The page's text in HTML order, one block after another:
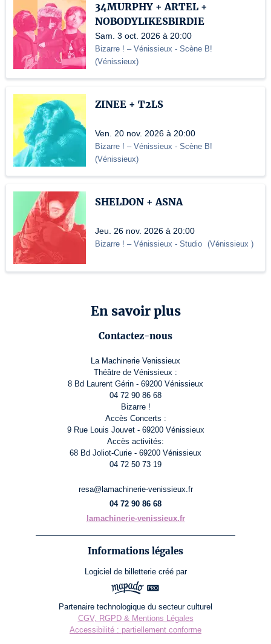
34MURPHY + ARTEL +
NOBODYLIKESBIRDIE
Sam. 3 oct. 2026 à 20:00
Bizarre ! – Vénissieux - Scène B!
(Vénissieux)
ZINEE + T2LS
Ven. 20 nov. 2026 à 20:00
Bizarre ! – Vénissieux - Scène B!
(Vénissieux)
SHELDON + ASNA
Jeu. 26 nov. 2026 à 20:00
Bizarre ! – Vénissieux - Studio (Vénissieux )
En savoir plus
Contactez-nous
La Machinerie Venissieux
Théâtre de Vénissieux :
8 Bd Laurent Gérin - 69200 Vénissieux
04 72 90 86 68
Bizarre !
Accès Concerts :
9 Rue Louis Jouvet - 69200 Vénissieux
Accès activités:
68 Bd Joliot-Curie - 69200 Vénissieux
04 72 50 73 19
resa@lamachinerie-venissieux.fr
04 72 90 86 68
lamachinerie-venissieux.fr
Informations légales
Logiciel de billetterie créé par
Partenaire technologique du secteur culturel
CGV, RGPD & Mentions Légales
Accessibilité : partiellement conforme